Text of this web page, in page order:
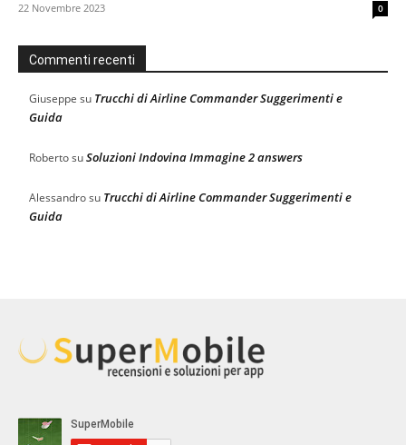
22 Novembre 2023 0
Commenti recenti
Giuseppe su Trucchi di Airline Commander Suggerimenti e
Guida
RobertosuSoluzioni Indovina Immagine 2 answers
Alessandrosu Trucchi di Airline Commander Suggerimenti e
Guida